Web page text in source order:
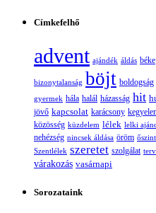
Címkefelhő
advent ajándék áldás béke
bizonytalanság böjt boldogság
gyermek hála halál házasság hit
jövő kapcsolat karácsony
közösség küzdelem lélek lelki
nehézség nincsek áldása öröm
Szentlélek szeretet szolgálat terv
várakozás vasárnapi
Sorozataink